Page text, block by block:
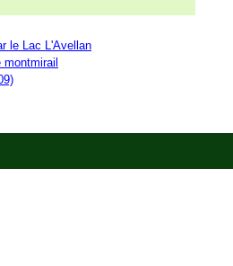
le Lac L'Avellan